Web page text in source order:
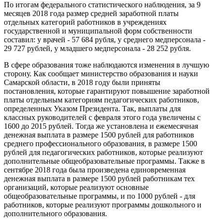
По итогам федерального статистического наблюдения, за 9
месяцев 2018 года размер средней заработной платы
отдельных категорий работников в учреждениях
государственной и муниципальной форм собственности
составил: у врачей - 57 684 рубля, у среднего медперсонала -
29 727 рублей, у младшего медперсонала - 28 252 рубля.
В сфере образования тоже наблюдаются изменения в лучшую
сторону. Как сообщает министерство образования и науки
Самарской области, в 2018 году были приняты
постановления, которые гарантируют повышение заработной
платы отдельным категориям педагогических работников,
определенных Указом Президента. Так, выплаты для
классных руководителей с февраля этого года увеличены с
1600 до 2015 рублей. Тогда же установлена и ежемесячная
денежная выплата в размере 1500 рублей для работников
среднего профессионального образования, в размере 1500
рублей для педагогических работников, которые реализуют
дополнительные общеобразовательные программы. Также в
сентябре 2018 года была произведена единовременная
денежная выплата в размере 1500 рублей работникам тех
организаций, которые реализуют основные
общеобразовательные программы, и по 1000 рублей - для
работников, которые реализуют программы дошкольного и
дополнительного образования.